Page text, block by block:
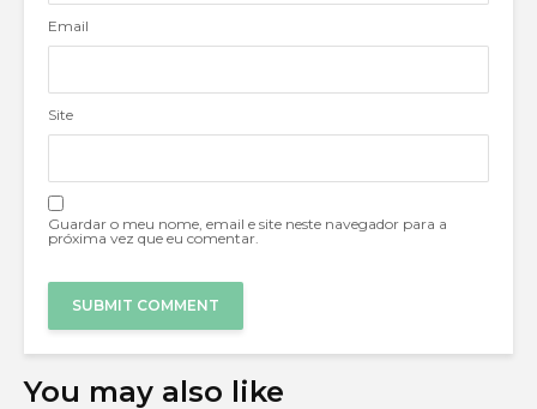
Email
Site
Guardar o meu nome, email e site neste navegador para a
próxima vez que eu comentar.
You may also like